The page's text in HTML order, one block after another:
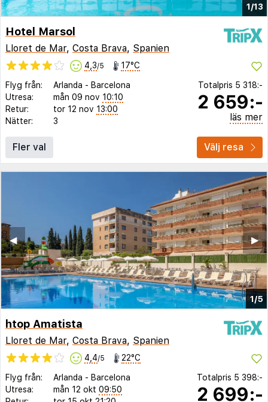
1/13
Hotel Marsol
Lloret de Mar, Costa Brava, Spanien
4,3/5 17°C
Flyg från: Arlanda - Barcelona
Utresa:
mån 09 nov 10:10
Retur:
tor 12 nov 13:00
Nätter:
3
Totalpris 5 318:-
2 659:-
läs mer
Fler val Välj resa
1/5
▶︎
◀︎
htop Amatista
Lloret de Mar, Costa Brava, Spanien
4,4/5 22°C
Flyg från: Arlanda - Barcelona
Utresa:
mån 12 okt 09:50
Totalpris 5 398:-
2 699:-